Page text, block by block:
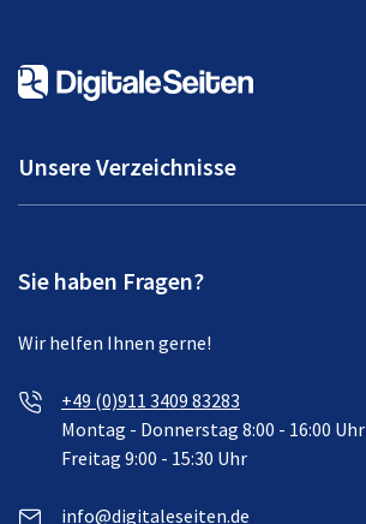
Unsere Verzeichnisse
Sie haben Fragen?
Wir helfen Ihnen gerne!
+49 (0)911 3409 83283
Montag - Donnerstag 8:00 - 16:00 Uhr
Freitag 9:00 - 15:30 Uhr
info@digitaleseiten.de